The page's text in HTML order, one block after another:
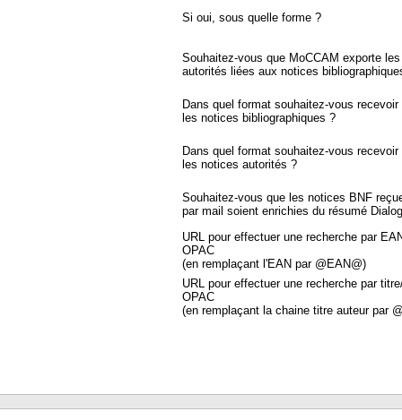
Si oui, sous quelle forme ?
Souhaitez-vous que MoCCAM exporte
autorités liées aux notices
Dans quel format souhaitez-vous recevoir
les notices bibliographiques ?
Dans quel format souhaitez-vous recevoir
les notices autorités ?
Souhaitez-vous que les notices BNF
par mail soient enrichies du résumé
URL pour effectuer une recherche par
OPAC
(en remplaçant l'EAN par @EAN@)
URL pour effectuer une recherche par
OPAC
(en remplaçant la chaine titre auteur par